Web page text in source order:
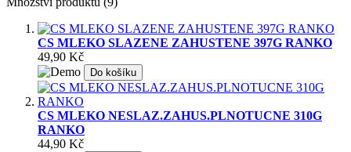
CS MLEKO SLAZENE ZAHUSTENE 397G RANKO
49,90 Kč
Do košíku
CS MLEKO NESLAZ.ZAHUS.PLNOTUCNE 310G
RANKO
44,90 Kč